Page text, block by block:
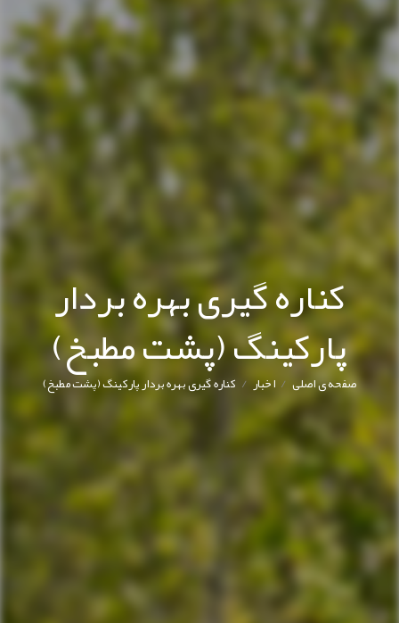
کناره گیری بهره بردار
پارکینگ (پشت مطبخ)
صفحه ی اصلی/ اخبار/کناره گیری بهره بردار پارکینگ (پشت مطبخ)